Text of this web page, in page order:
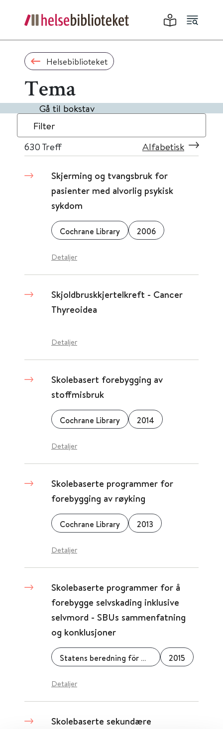
Helsebiblioteket
Tema
Gå til bokstav
Filter
630 Treff Alfabetisk
Skjerming og tvangsbruk for
pasienter med alvorlig psykisk
sykdom
Cochrane Library 2006
Detaljer
Skjoldbruskkjertel­kreft - Cancer
Thyreoidea
Detaljer
Skolebasert forebygging av
stoffmisbruk
Cochrane Library 2014
Detaljer
Skolebaserte programmer for
forebygging av røyking
Cochrane Library 2013
Detaljer
Skolebaserte programmer for å
forebygge selvskading inklusive
selvmord - SBUs sammenfatning
og konklusjoner
Statens beredning för medicinsk utvärdering (SBU) 2015
Detaljer
Skolebaserte sekundære